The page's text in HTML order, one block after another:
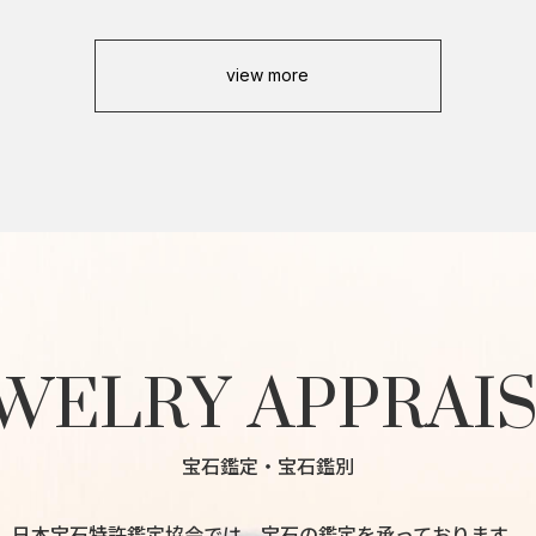
view more
宝石鑑定・宝石鑑別